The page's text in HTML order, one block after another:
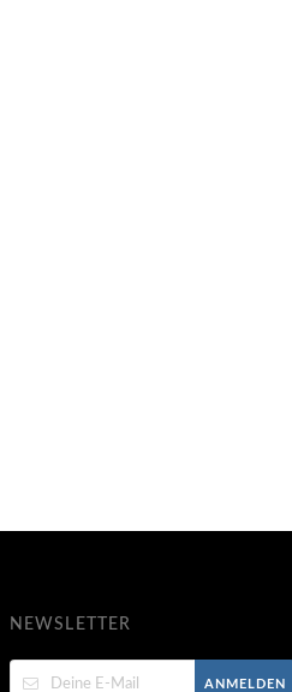
NEWSLETTER
ANMELDEN